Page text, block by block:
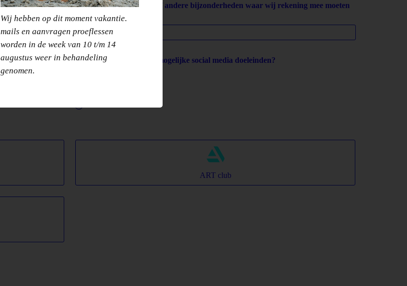
Heeft uw kind allergiën of andere bijzonderheden waar wij rekening mee moeten
houden?
toestemming foto's voor mogelijke social media doeleinden?
ART club
Wij hebben op dit moment vakantie.
mails en aanvragen proeflessen
worden in de week van 10 t/m 14
augustus weer in behandeling
genomen.